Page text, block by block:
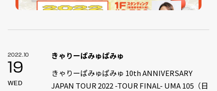
2022.10
19
WED
きゃりーぱみゅぱみゅ
きゃりーぱみゅぱみゅ 10th ANNIVERSARY
JAPAN TOUR 2022 -TOUR FINAL- UMA 105（日